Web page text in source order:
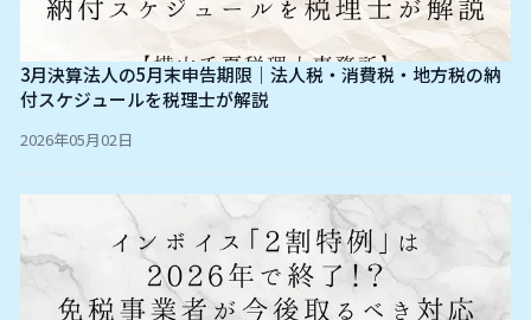
3月決算法人の5月末申告期限｜法人税・消費税・地方税の納
付スケジュールを税理士が解説
2026年05月02日